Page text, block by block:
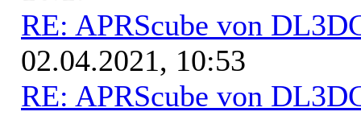
RE: APRScube von
02.04.2021, 10:53
RE: APRScube von